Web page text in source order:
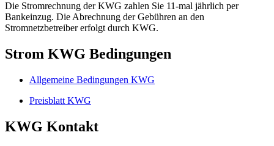
Die Stromrechnung der KWG zahlen Sie 11-mal jährlich per
Bankeinzug. Die Abrechnung der Gebühren an den
Stromnetzbetreiber erfolgt durch KWG.
Strom KWG Bedingungen
Allgemeine Bedingungen KWG
Preisblatt KWG
KWG Kontakt